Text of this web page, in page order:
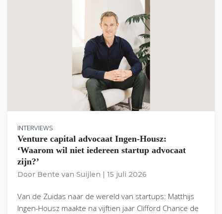
INTERVIEWS
Venture capital advocaat Ingen-Housz:
‘Waarom wil niet iedereen startup advocaat
zijn?’
Door Bente van Suijlen 15 juli 2026
Van de Zuidas naar de wereld van startups: Matthijs
Ingen-Housz maakte na vijftien jaar Clifford Chance de